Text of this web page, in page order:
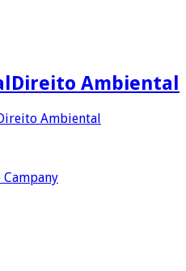
Direito Ambiental
Campany